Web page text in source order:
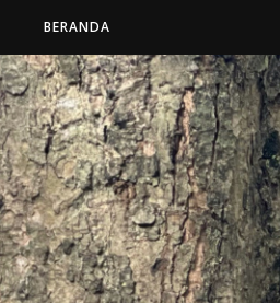
BERANDA